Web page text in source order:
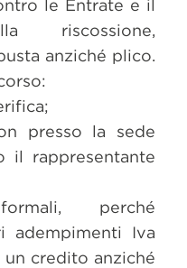
le Entrate e il
riscossione,
anziché plico.
presso la sede
il rappresentante
perché
adempimenti Iva
credito anziché